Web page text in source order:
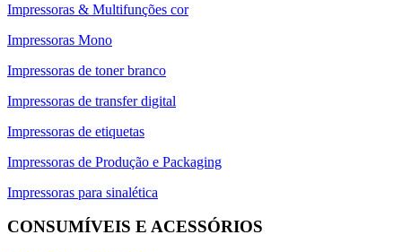
Impressoras & Multifunções cor
Impressoras Mono
Impressoras de toner branco
Impressoras de transfer digital
Impressoras de etiquetas
Impressoras de Produção e Packaging
Impressoras para sinalética
CONSUMÍVEIS E ACESSÓRIOS